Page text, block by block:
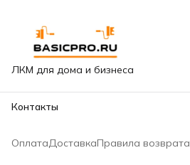
ЛКМ для дома и бизнеса
Контакты
Горячая линия сети
ОплатаДоставкаПравила возврата